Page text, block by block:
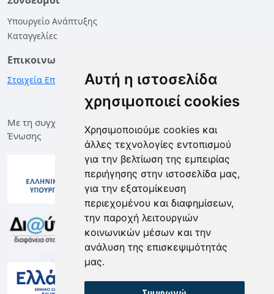
Αυτή η ιστοσελίδα
χρησιμοποιεί cookies
Χρησιμοποιούμε cookies και
άλλες τεχνολογίες εντοπισμού
για την βελτίωση της εμπειρίας
περιήγησης στην ιστοσελίδα μας,
για την εξατομίκευση
περιεχομένου και διαφημίσεων,
την παροχή λειτουργιών
κοινωνικών μέσων και την
ανάλυση της επισκεψιμότητάς
μας.
Υπουργείο Ανάπτυξης
Καταγγελίες
Επικοινωνία
Στοιχεία Επικοινωνίας
Με τη συγχρηματοδότηση της Ελλάδας και της Ευρωπαϊκής
Ένωσης